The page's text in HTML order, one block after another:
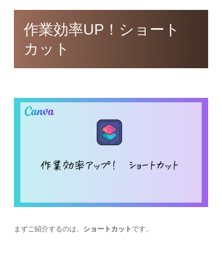
作業効率UP！ショート
カット
まずご紹介するのは、 ショートカット です。